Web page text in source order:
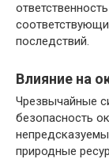
последствий.
Влияние на
Чрезвычайные
безопасность
природные